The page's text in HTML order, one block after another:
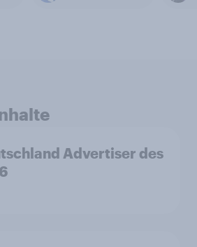
Advertiser des